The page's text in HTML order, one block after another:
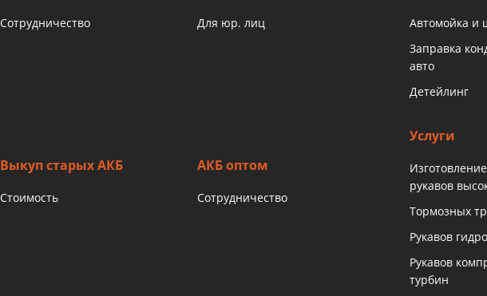
Сотрудничество Для юр. лиц
Выкуп старых АКБ
Стоимость
АКБ оптом
Сотрудничество
Автомойка и
Заправка
авто
Детейлинг
Услуги
рукавов
Тормозных
Рукавов
Рукавов
турбин